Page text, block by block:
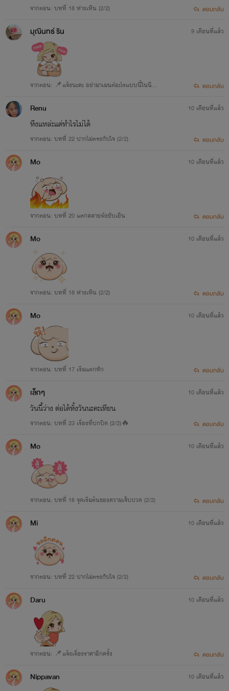
จากตอน: บทที่ 18 ห่างเหิน (2/2) ตอบกลับ
มุณินทธ์ ริน
จากตอน: 📌แจ้งนะคะ อย่ามาเมนต์อะไรแบบนี้ในนิย
9 เดือนที่แล้ว
ตอบกลับ
Renu
หึงแหล่ะแต่ทำไรไม่ได้
จากตอน: บทที่ 22 ปากไม่ตรงกับใจ (2/2)
10 เดือนที่แล้ว
ตอบกลับ
Mo
จากตอน: บทที่ 20 แตกสลายพังยับเยิน
10 เดือนที่แล้ว
ตอบกลับ
Mo
จากตอน: บทที่ 18 ห่างเหิน (2/2)
10 เดือนที่แล้ว
ตอบกลับ
Mo
จากตอน: บทที่ 17 เริ่มแตกหัก
10 เดือนที่แล้ว
ตอบกลับ
เล็กๆ
วันนี้ว่าง ต่อได้ทั้งวันนะคะเทียน
จากตอน: บทที่ 23 เรื่องที่ปกปิด (2/2)🔥
10 เดือนที่แล้ว
ตอบกลับ
Mo
จากตอน: บทที่ 16 จุดเริ่มต้นของความเจ็บปวด (2/2)
10 เดือนที่แล้ว
ตอบกลับ
Mi
จากตอน: บทที่ 22 ปากไม่ตรงกับใจ (2/2)
10 เดือนที่แล้ว
ตอบกลับ
Daru
จากตอน: 📌แจ้งเรื่องราคาอีกครั้ง
10 เดือนที่แล้ว
ตอบกลับ
Nippavan 10 เดือนที่แล้ว